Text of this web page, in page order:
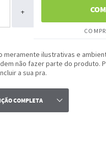
+
meramente ilustrativas e
não fazer parte do produto.
a sua pra.
COMPLETA